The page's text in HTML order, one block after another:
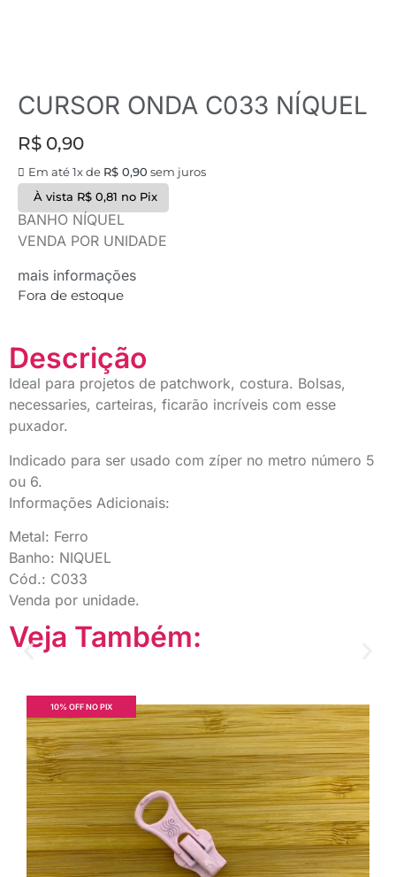
CURSOR ONDA C033 NÍQUEL
R$ 0,90
Em até 1x de R$ 0,90 sem juros
À vista R$0,81 no Pix
BANHO NÍQUEL
VENDA POR UNIDADE
mais informações
Fora de estoque
Descrição
Ideal para projetos de patchwork, costura. Bolsas,
necessaries, carteiras, ficarão incríveis com esse
puxador.
Indicado para ser usado com zíper no metro número 5
ou 6.
Informações Adicionais:
Metal: Ferro
Banho: NIQUEL
Cód.: C033
Venda por unidade.
Veja Também:
10% OFF NO PIX